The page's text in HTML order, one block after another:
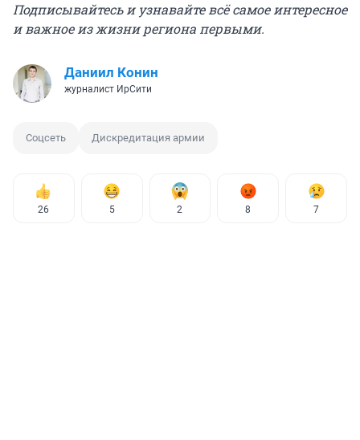
Подписывайтесь и узнавайте всё самое интересное
и важное из жизни региона первыми.
Даниил Конин
журналист ИрСити
Соцсеть Дискредитация армии
26 5 2 8 7